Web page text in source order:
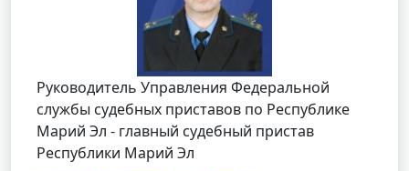
Руководитель Управления Федеральной
службы судебных приставов по Республике
Марий Эл - главный судебный пристав
Республики Марий Эл